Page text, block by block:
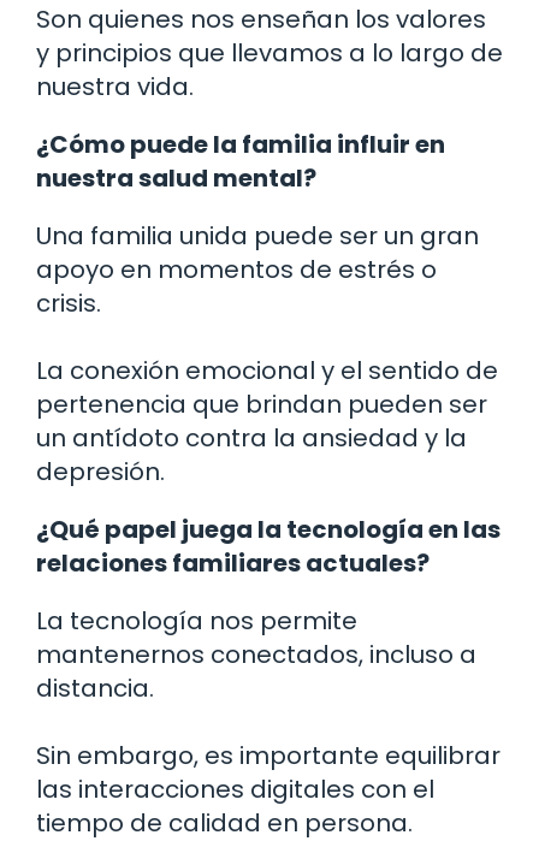
Son quienes nos enseñan los valores
y principios que llevamos a lo largo de
nuestra vida.
¿Cómo puede la familia influir en
nuestra salud mental?
Una familia unida puede ser un gran
apoyo en momentos de estrés o
crisis.
La conexión emocional y el sentido de
pertenencia que brindan pueden ser
un antídoto contra la ansiedad y la
depresión.
¿Qué papel juega la tecnología en las
relaciones familiares actuales?
La tecnología nos permite
mantenernos conectados, incluso a
distancia.
Sin embargo, es importante equilibrar
las interacciones digitales con el
tiempo de calidad en persona.